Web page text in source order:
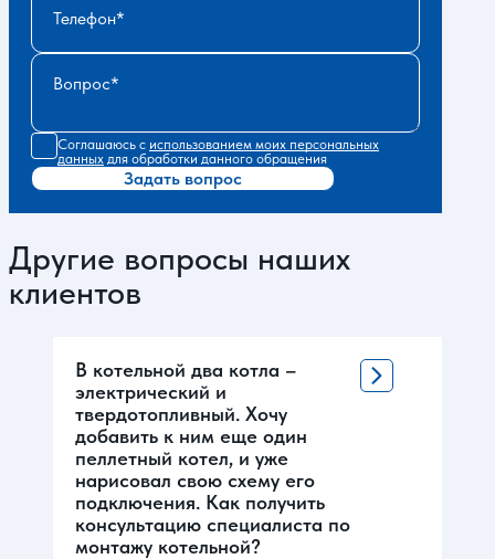
Телефон
Вопрос
Соглашаюсь с использованием моих персональных
данных для обработки данного обращения
Задать вопрос
Другие вопросы наших
клиентов
В котельной два котла –
электрический и
твердотопливный. Хочу
добавить к ним еще один
пеллетный котел, и уже
нарисовал свою схему его
подключения. Как получить
консультацию специалиста по
монтажу котельной?